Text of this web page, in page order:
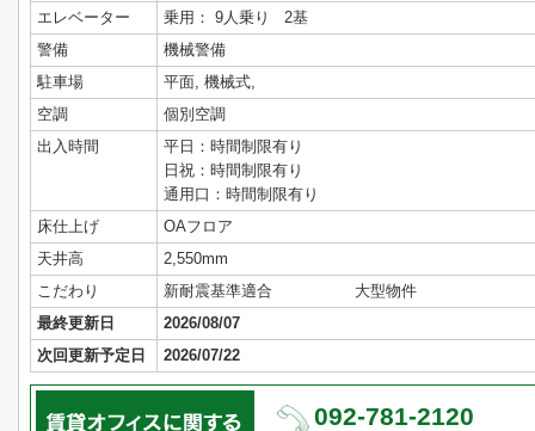
エレベーター
乗用： 9人乗り 2基
警備
機械警備
駐車場
平面, 機械式,
空調
個別空調
出入時間
平日：時間制限有り
日祝：時間制限有り
通用口：時間制限有り
床仕上げ
OAフロア
天井高
2,550mm
こだわり
新耐震基準適合
大型物件
最終更新日
2026/08/07
次回更新予定日
2026/07/22
092-781-2120